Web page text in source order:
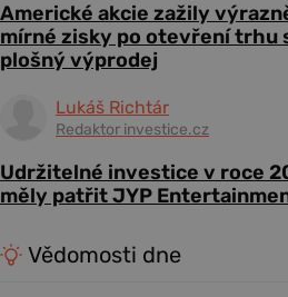
Americké akcie zažily
mírné zisky po otevření trhu
plošný výprodej
Lukáš Richtár
Redaktor investice.cz
Udržitelné investice v roce
měly patřit JYP
Vědomosti dne